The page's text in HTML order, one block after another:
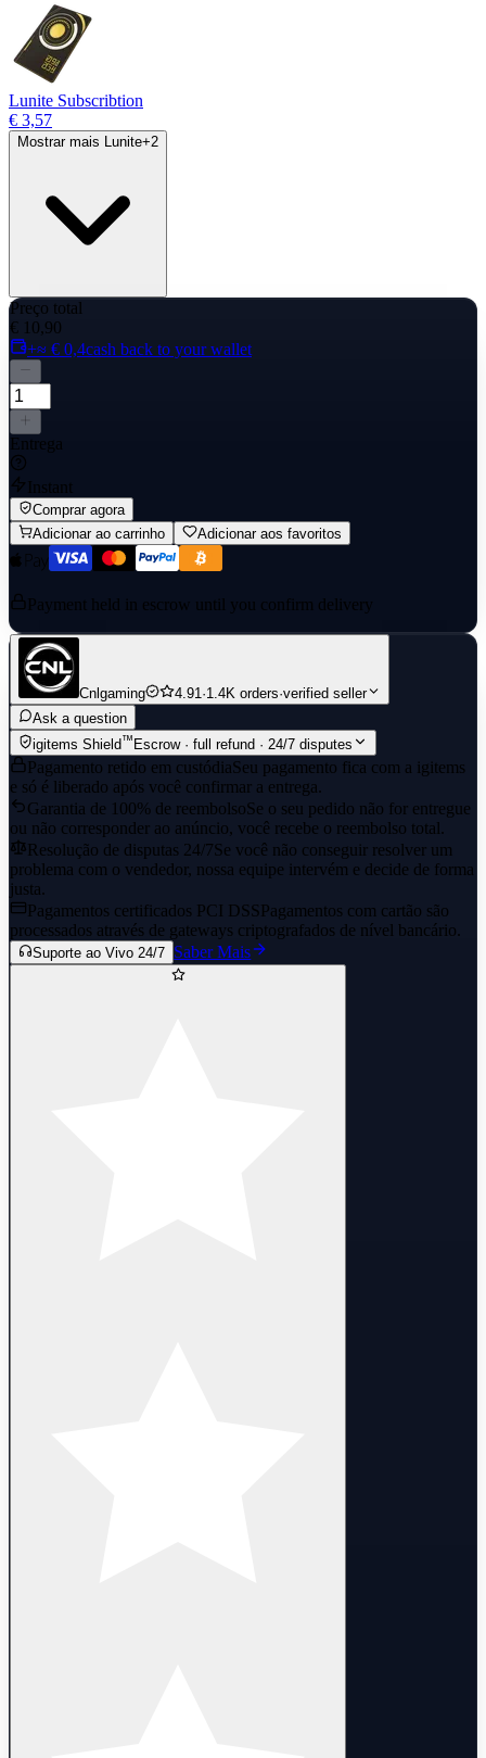
Lunite Subscribtion
€ 3,57
Mostrar mais Lunite+2
Preço total
€ 10,90
+≈ € 0,4cash back to your wallet
Entrega
Instant
Comprar agora
Adicionar ao carrinho
Adicionar aos favoritos
Payment held in escrow until you confirm delivery
Cnlgaming 4.91·1.4K orders·verified seller
Ask a question
igitems Shield™Escrow · full refund · 24/7 disputes
Pagamento retido em custódiaSeu pagamento fica com a igitems
e só é liberado após você confirmar a entrega.
Garantia de 100% de reembolsoSe o seu pedido não for entregue
ou não corresponder ao anúncio, você recebe o reembolso total.
Resolução de disputas 24/7Se você não conseguir resolver um
problema com o vendedor, nossa equipe intervém e decide de forma
justa.
Pagamentos certificados PCI DSSPagamentos com cartão são
processados através de gateways criptografados de nível bancário.
Suporte ao Vivo 24/7 Saber Mais